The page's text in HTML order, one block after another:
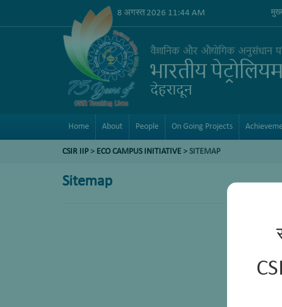
8 अगस्त 2026 11:44 AM
Home About People On Going Projects
CSIR IIP > ECO CAMPUS INITIATIVE > SITEMAP
Sitemap